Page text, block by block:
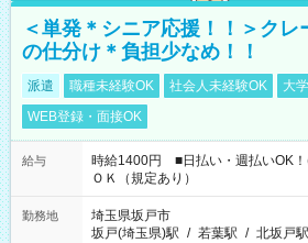
＜単発＊シニア応援！！＞クレ
の仕分け＊負担少なめ！！
派遣 職種未経験OK 社会人未経験OK 大
WEB登録・面接OK
給与
時給1400円 ■日払い・週払いOK
ＯＫ（規定あり）
勤務地
埼玉県坂戸市
坂戸(埼玉県)駅 / 若葉駅 / 北坂戸駅